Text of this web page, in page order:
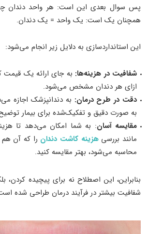
پس سوال بعدی این است: هر واحد دندان
همچنان یک است: یک واحد = یک دندان.
این استانداردسازی به دلایل زیر انجام می‌شود:
شفافیت در هزینه‌ها: به جای ارائه یک قیمت
ازای هر دندان مشخص می‌شود.
دقت در طرح درمان: به دندانپزشک اجازه
به صورت دقیق و تفکیک‌شده برای بیمار
مقایسه آسان: به شما امکان می‌دهد تا
مانند بررسیهزینه کاشت دندان را که آن
محاسبه می‌شود، بهتر مقایسه کنید.
بنابراین، این اصطلاح نه برای پیچیده کردن،
شفافیت بیشتر در فرآیند درمان طراحی شده